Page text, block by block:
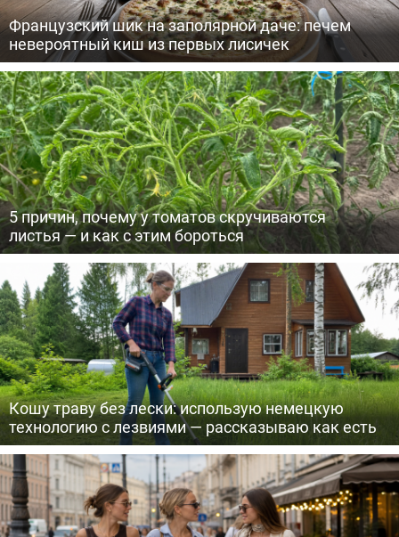
Французский шик на заполярной даче: печем
невероятный киш из первых лисичек
5 причин, почему у томатов скручиваются
листья — и как с этим бороться
Кошу траву без лески: использую немецкую
технологию с лезвиями — рассказываю как есть